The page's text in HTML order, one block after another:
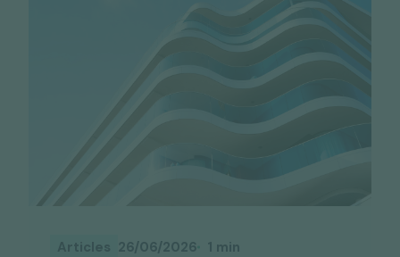
Articles 26/06/2026 1 min